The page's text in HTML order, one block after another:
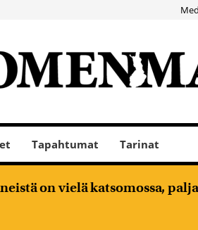
Tapahtumat Tarinat
on vielä katsomossa,